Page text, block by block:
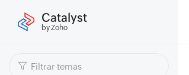
Catalyst
by Zoho